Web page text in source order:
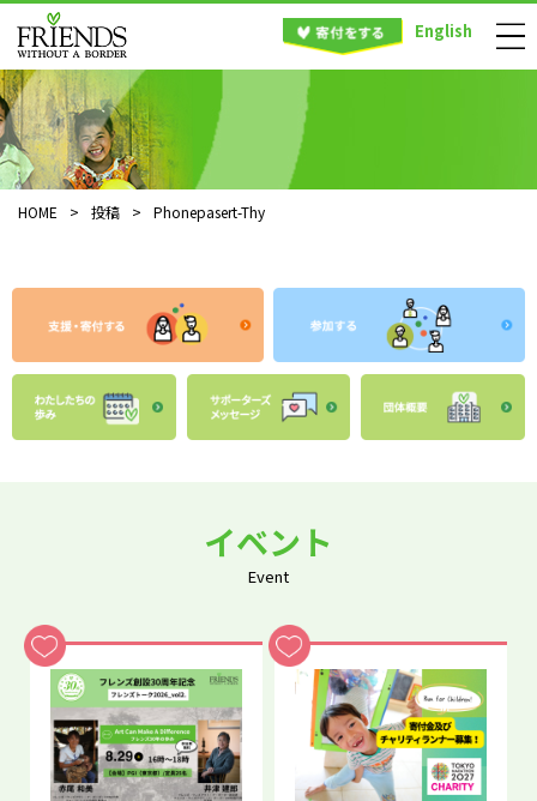
English
HOME > 投稿 > Phonepasert-Thy
イベント
Event